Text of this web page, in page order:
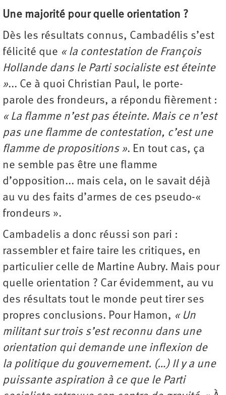
Une majorité pour quelle orientation ?
Dès les résultats connus, Cambadélis s’est
félicité que « la contestation de François
Hollande dans le Parti socialiste est éteinte
»... Ce à quoi Christian Paul, le porte-
parole des frondeurs, a répondu fièrement :
« La flamme n’est pas éteinte. Mais ce n’est
pas une flamme de contestation, c’est une
flamme de propositions ». En tout cas, ça
ne semble pas être une flamme
d’opposition... mais cela, on le savait déjà
au vu des faits d’armes de ces pseudo-«
frondeurs ».
Cambadelis a donc réussi son pari :
rassembler et faire taire les critiques, en
particulier celle de Martine Aubry. Mais pour
quelle orientation ? Car évidemment, au vu
des résultats tout le monde peut tirer ses
propres conclusions. Pour Hamon, « Un
militant sur trois s’est reconnu dans une
orientation qui demande une inflexion de
la politique du gouvernement. (…) Il y a une
puissante aspiration à ce que le Parti